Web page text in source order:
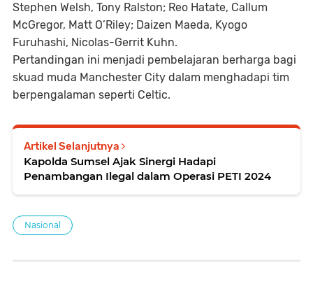
Stephen Welsh, Tony Ralston; Reo Hatate, Callum
McGregor, Matt O’Riley; Daizen Maeda, Kyogo
Furuhashi, Nicolas-Gerrit Kuhn.
Pertandingan ini menjadi pembelajaran berharga bagi
skuad muda Manchester City dalam menghadapi tim
berpengalaman seperti Celtic.
Artikel Selanjutnya
Kapolda Sumsel Ajak Sinergi Hadapi
Penambangan Ilegal dalam Operasi PETI 2024
Nasional